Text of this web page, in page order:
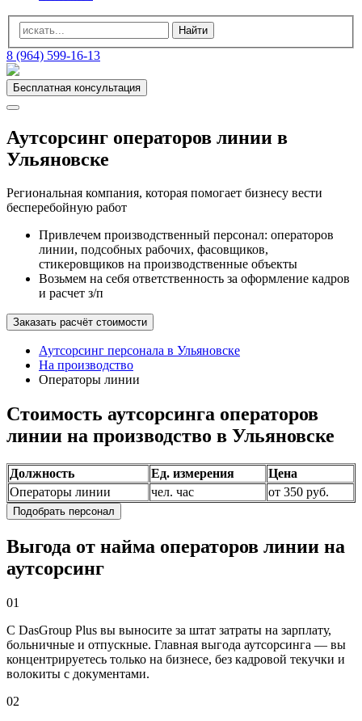
8 (964) 599-16-13
Бесплатная консультация
Аутсорсинг операторов линии в
Ульяновске
Региональная компания, которая помогает бизнесу вести
бесперебойную работ
Привлечем производственный персонал: операторов
линии, подсобных рабочих, фасовщиков,
стикеровщиков на производственные объекты
Возьмем на себя ответственность за оформление кадров
и расчет з/п
Заказать расчёт стоимости
Аутсорсинг персонала в Ульяновске
На производство
Операторы линии
Стоимость аутсорсинга операторов
линии на производство в Ульяновске
Должность Ед. измерения
Цена
Операторы линии
чел. час от 350 руб.
Подобрать персонал
Выгода от найма операторов линии на
аутсорсинг
01
С DasGroup Plus вы выносите за штат затраты на зарплату,
больничные и отпускные. Главная выгода аутсорсинга — вы
концентрируетесь только на бизнесе, без кадровой текучки и
волокиты с документами.
02